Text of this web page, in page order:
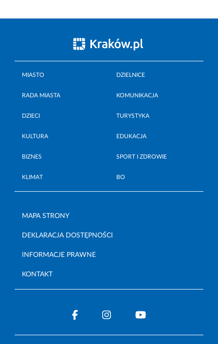
MIASTO DZIELNICE
RADA MIASTA KOMUNIKACJA
DZIECI TURYSTYKA
KULTURA EDUKACJA
BIZNES SPORT I ZDROWIE
KLIMAT BO
MAPA STRONY
DEKLARACJA DOSTĘPNOŚCI
INFORMACJE PRAWNE
KONTAKT